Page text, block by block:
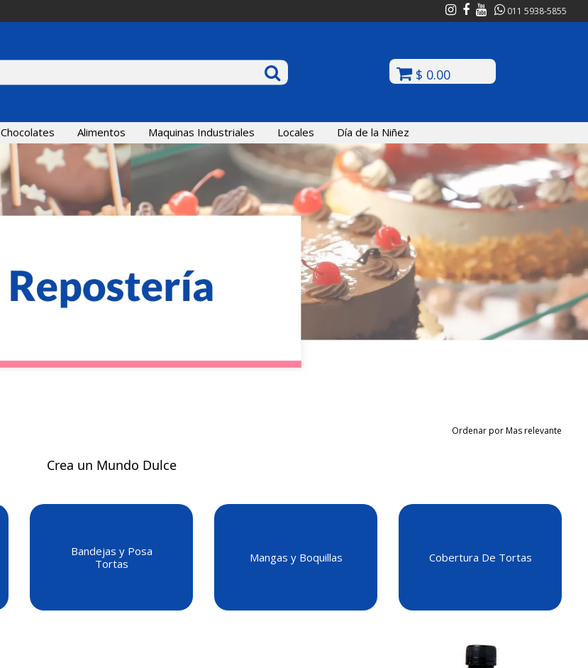
011 5938-5855
$ 0.00
Chocolates Alimentos Maquinas Industriales Locales Día de la Niñez
Ordenar por Mas relevante
Crea un Mundo Dulce
Bandejas y Posa
Tortas
Mangas y Boquillas Cobertura De Tortas